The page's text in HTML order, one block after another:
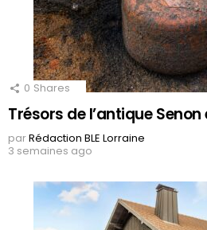
0 Shares
Trésors de l’antique Senon
parRédaction BLE Lorraine
3 semaines ago